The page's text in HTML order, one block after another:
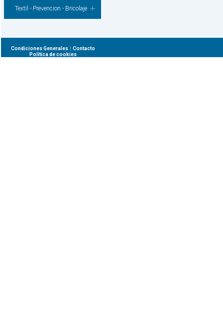
Textil - Prevencion - Bricolaje
Condiciones Generales| Contacto
Política de cookies